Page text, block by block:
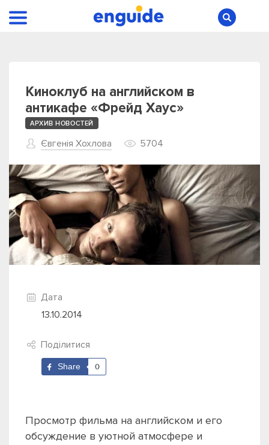
Киноклуб на английском в
антикафе «Фрейд Хаус»
АРХИВ НОВОСТЕЙ
Євгенія Хохлова 5704
Дата
13.10.2014
Поділитися
Share 0
Просмотр фильма на английском и его
обсуждение в уютной атмосфере и